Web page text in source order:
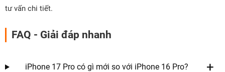
tư vấn chi tiết.
FAQ - Giải đáp nhanh
iPhone 17 Pro có gì mới so với iPhone 16 Pro?